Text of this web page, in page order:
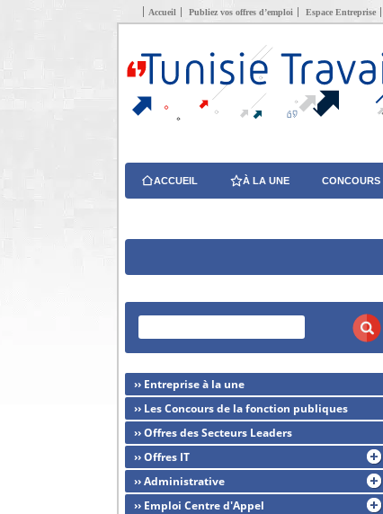
Accueil Publiez vos offres d’emploi Espace Entreprise
ACCUEIL À LA UNE
›› Entreprise à la une
›› Les Concours de la fonction publiques
›› Offres des Secteurs Leaders
›› Offres IT
›› Administrative
›› Emploi Centre d'Appel